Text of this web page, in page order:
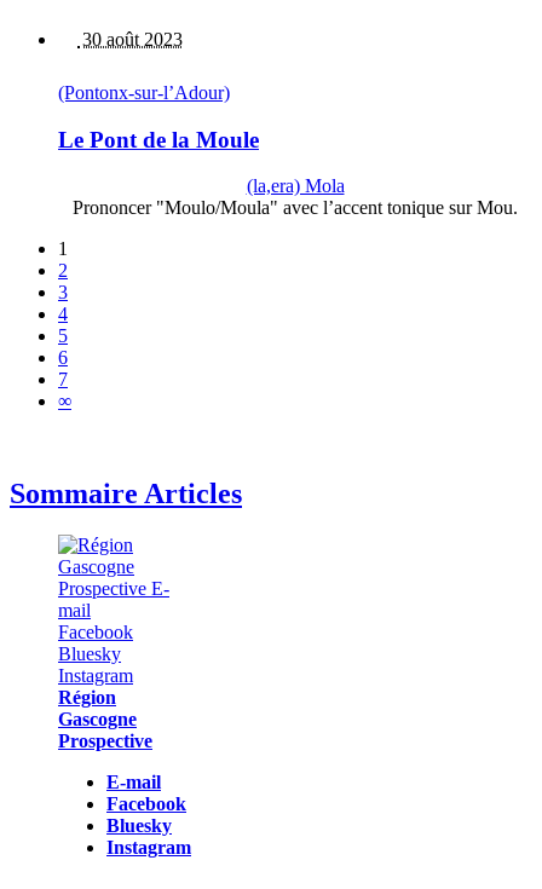
30 août 2023
(Pontonx-sur-l’Adour)
Le Pont de la Moule
(la,era) Mola
Prononcer "Moulo/Moula" avec l’accent tonique sur Mou.
1
2
3
4
5
6
7
∞
Sommaire Articles
Région
Gascogne
Prospective
E-mail
Facebook
Bluesky
Instagram